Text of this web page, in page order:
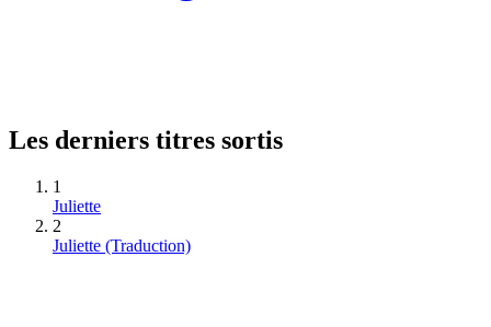
Les derniers titres sortis
1
Juliette
2
Juliette (Traduction)